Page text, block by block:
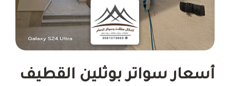
أسعار سواتر بوثلين القطيف